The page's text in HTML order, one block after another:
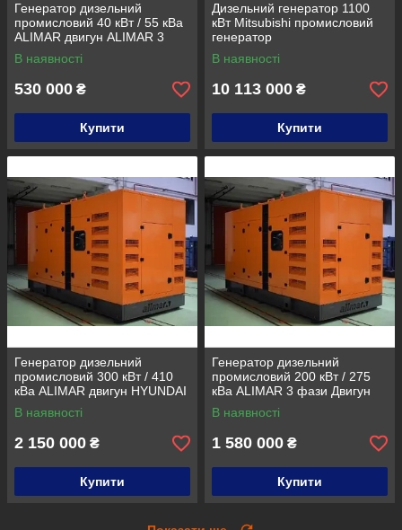
Генератор дизельний
промисловий 40 кВт / 55 кВа
ALIMAR двигун ALIMAR 3
фази Дизельна
електростанція
В наявності
530 000 ₴
Купити
Дизельний генератор 1100
кВт Mitsubishi промисловий
генератор
В наявності
10 113 000 ₴
Купити
Генератор дизельний
промисловий 300 кВт / 410
кВа ALIMAR двигун HYUNDAI
Альтернатор LEROY SOMER
3 фази Дизельна
В наявності
2 150 000 ₴
Купити
Генератор дизельний
промисловий 200 кВт / 275
кВа ALIMAR 3 фази Двигун
HYUNDAI дизельна
електростанція
В наявності
1 580 000 ₴
Купити